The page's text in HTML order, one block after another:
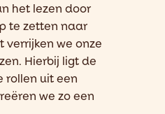
het lezen door
te zetten naar
verrijken we onze
. Hierbij ligt de
rollen uit een
we zo een